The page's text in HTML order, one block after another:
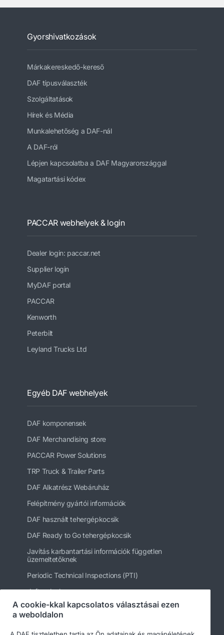
Gyorshivatkozások
Márkakereskedő-kereső
DAF típusválaszték
Szolgáltatások
Hírek és Média
Munkalehetőség a DAF-nál
A DAF-ról
Lépjen kapcsolatba a DAF Magyarországgal
Magatartási kódex
PACCAR webhelyek & login
Dealer login: paccar.net
Supplier login
MyDAF portal
PACCAR
Kenworth
Peterbilt
Leyland Trucks Ltd
Egyéb DAF webhelyek
DAF komponensek
DAF Merchandising store
PACCAR Power Solutions
TRP Truck & Trailer Parts
DAF Alkatrész Webáruház
Felépítmény gyártói információk
DAF használt tehergépkocsik
DAF Ready to Go tehergépkocsik
Javítás karbantartási információk független
üzemeltetőknek
Periodic Technical Inspections (PTI)
daftrucks.hu
Egyéb DAF webhelyek
A cookie-kkal kapcsolatos választásai ezen
a weboldalon